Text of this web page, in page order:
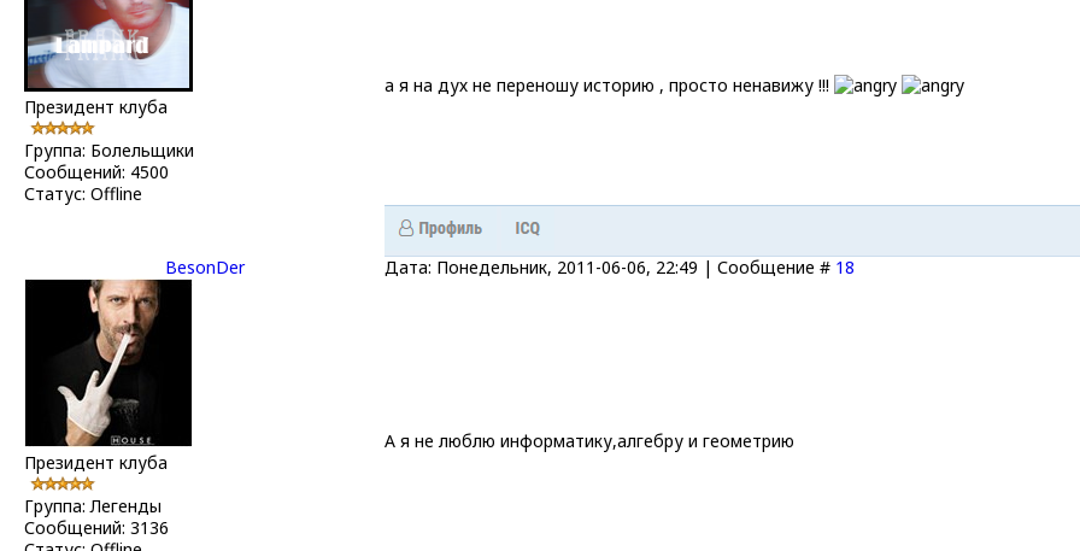
Президент клуба
Группа: Болельщики
Сообщений: 4500
Статус: Offline
а я на дух не переношу историю , просто ненавижу !!!
BesonDer Дата: Понедельник, 2011-06-06, 22:49 | Сообщение # 18
Президент клуба
Группа: Легенды
Сообщений: 3136
А я не люблю информатику,алгебру и геометрию